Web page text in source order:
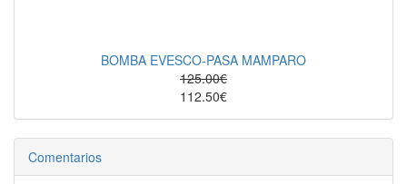
BOMBA EVESCO-PASA MAMPARO
125.00€
112.50€
Comentarios